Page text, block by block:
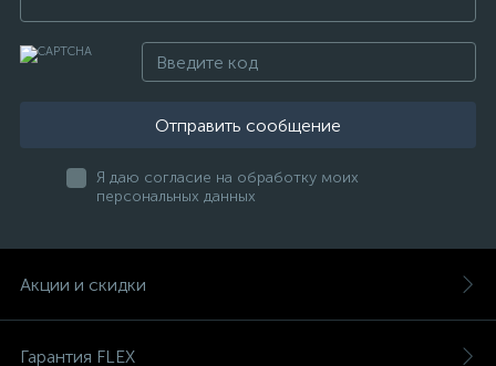
Отправить сообщение
Я даю согласие на обработку моих
персональных данных
Акции и скидки
Гарантия FLEX